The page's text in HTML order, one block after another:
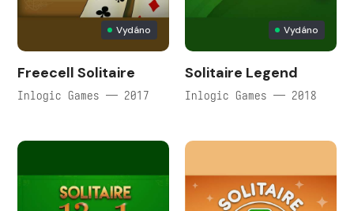
Vydáno
Freecell Solitaire
Inlogic Games — 2017
Vydáno
Solitaire Legend
Inlogic Games — 2018